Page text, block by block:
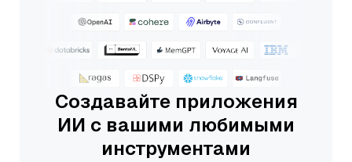
Создавайте приложения
ИИ с вашими любимыми
инструментами